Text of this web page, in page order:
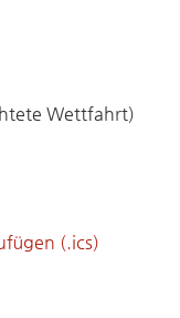
Wettfahrt)
(.ics)